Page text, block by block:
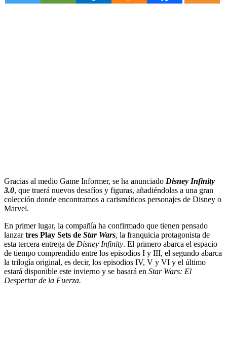
Gracias al medio Game Informer, se ha anunciado Disney Infinity
3.0, que traerá nuevos desafíos y figuras, añadiéndolas a una gran
colección donde encontramos a carismáticos personajes de Disney o
Marvel.
En primer lugar, la compañía ha confirmado que tienen pensado
lanzartres Play Sets de Star Wars, la franquicia protagonista de
esta tercera entrega de Disney Infinity. El primero abarca el espacio
de tiempo comprendido entre los episodios I y III, el segundo abarca
la trilogía original, es decir, los episodios IV, V y VI y el último
estará disponible este invierno y se basará en Star Wars: El
Despertar de la Fuerza.